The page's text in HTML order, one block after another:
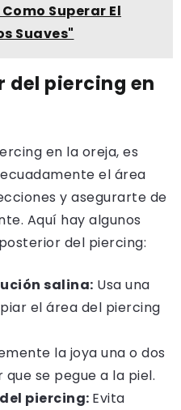
Superar El
Suaves"
del piercing en
en la oreja, es
el área
y asegurarte de
Aquí hay algunos
del piercing:
salina: Usa una
el área del piercing
la joya una o dos
se pegue a la piel.
piercing: Evita